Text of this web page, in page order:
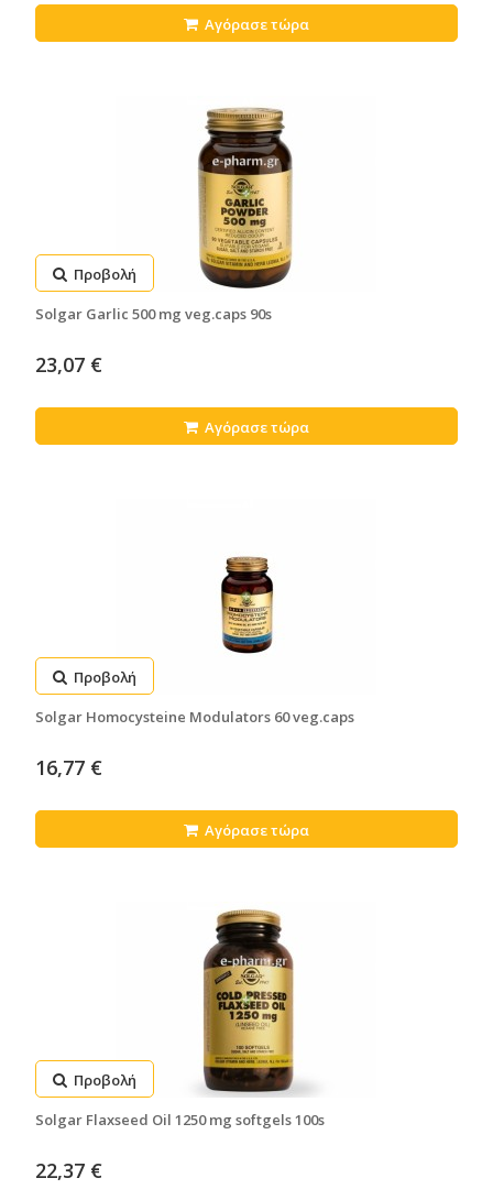
Αγόρασε τώρα
Προβολή
Solgar Garlic 500 mg veg.caps 90s
23,07 €
Αγόρασε τώρα
Προβολή
Solgar Homocysteine Modulators 60 veg.caps
16,77 €
Αγόρασε τώρα
Προβολή
Solgar Flaxseed Oil 1250 mg softgels 100s
22,37 €